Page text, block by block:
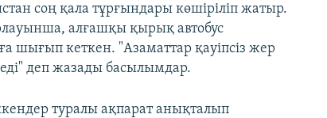
соң қала тұрғындары көшіріліп жатыр.
алғашқы қырық автобус
шығып кеткен. "Азаматтар қауіпсіз жер
деп жазады басылымдар.
туралы ақпарат анықталып